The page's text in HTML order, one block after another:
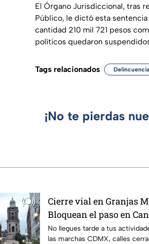
El Órgano Jurisdiccional, tras
Público, le dictó esta
cantidad 210 mil 721 pesos
políticos quedaron
Tags relacionados
¡No te pierdas
Cierre vial en Granjas
Bloquean el paso en
protesta
No llegues tarde a tus
las marchas CDMX, calles